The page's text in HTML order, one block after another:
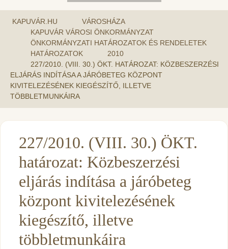
KAPUVÁR.HU
VÁROSHÁZA
KAPUVÁR VÁROSI ÖNKORMÁNYZAT
ÖNKORMÁNYZATI HATÁROZATOK ÉS RENDELETEK
HATÁROZATOK
2010
227/2010. (VIII. 30.) ÖKT. HATÁROZAT: KÖZBESZERZÉSI
ELJÁRÁS INDÍTÁSA A JÁRÓBETEG KÖZPONT
KIVITELEZÉSÉNEK KIEGÉSZÍTŐ, ILLETVE
TÖBBLETMUNKÁIRA
227/2010. (VIII. 30.) ÖKT.
határozat: Közbeszerzési
eljárás indítása a járóbeteg
központ kivitelezésének
kiegészítő, illetve
többletmunkáira